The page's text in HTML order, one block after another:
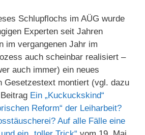
Schlupflochs im AÜG wurde
Experten seit Jahren
im vergangenen Jahr im
auch scheinbar realisiert –
auch immer) ein neues
Gesetzestext montiert (vgl. dazu
Ein „Kuckuckskind“
Reform“ der Leiharbeit?
Auf alle Fälle eine